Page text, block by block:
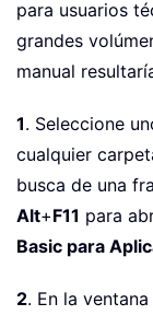
para usuarios
grandes
manual
1. Seleccione
cualquier
busca de una
Alt+F11 para
Basic para
2. En la